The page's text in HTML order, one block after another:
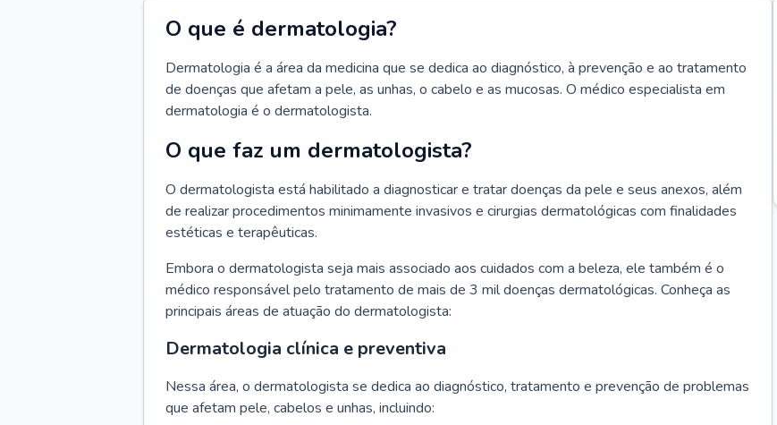
O que é dermatologia?
Dermatologia é a área da medicina que se dedica ao diagnóstico, à prevenção e ao tratamento
de doenças que afetam a pele, as unhas, o cabelo e as mucosas. O médico especialista em
dermatologia é o dermatologista.
O que faz um dermatologista?
O dermatologista está habilitado a diagnosticar e tratar doenças da pele e seus anexos, além
de realizar procedimentos minimamente invasivos e cirurgias dermatológicas com finalidades
estéticas e terapêuticas.
Embora o dermatologista seja mais associado aos cuidados com a beleza, ele também é o
médico responsável pelo tratamento de mais de 3 mil doenças dermatológicas. Conheça as
principais áreas de atuação do dermatologista:
Dermatologia clínica e preventiva
Nessa área, o dermatologista se dedica ao diagnóstico, tratamento e prevenção de problemas
que afetam pele, cabelos e unhas, incluindo: